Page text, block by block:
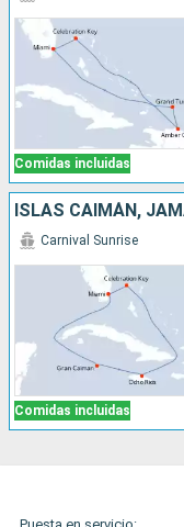
Comidas incluidas
Comidas incluidas
Carnival Sunrise